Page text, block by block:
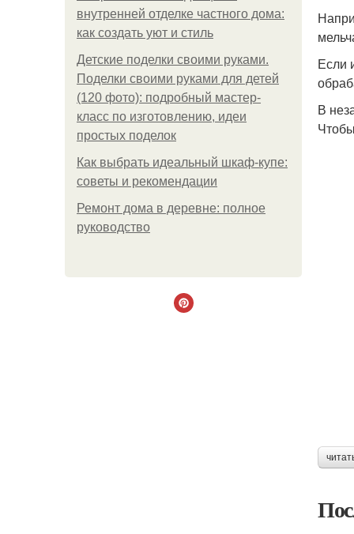
внутренней отделке частного дома:
как создать уют и стиль
Детские поделки своими руками.
Поделки своими руками для детей
(120 фото): подробный мастер-
класс по изготовлению, идеи
простых поделок
Как выбрать идеальный шкаф-купе:
советы и рекомендации
Ремонт дома в деревне: полное
руководство
Если
В